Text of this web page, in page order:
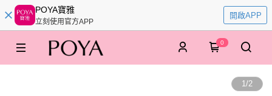
POYA寶雅
立刻使用官方APP
開啟APP
0
1/2